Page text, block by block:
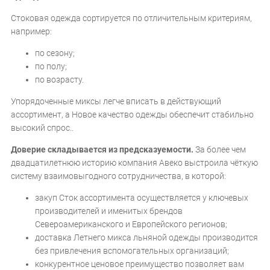
Стоковая одежда сортируется по отличительным критериям,
например:
по сезону;
по полу;
по возрасту.
Упорядоченные миксы легче вписать в действующий
ассортимент, а Новое качество одежды обеспечит стабильно
высокий спрос..
Доверие складывается из предсказуемости. За более чем
двадцатилетнюю историю компания Авеко выстроила чёткую
систему взаимовыгодного сотрудничества, в которой:
закуп Сток ассортимента осуществляется у ключевых
производителей и именитых брендов
Североамериканского и Европейского регионов;
доставка Летнего микса льняной одежды производится
без привлечения вспомогательных организаций;
конкурентное ценовое преимущество позволяет вам